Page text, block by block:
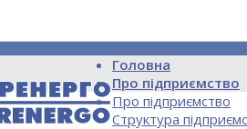
Головна
Про підприємство
Про підприємство
Структура